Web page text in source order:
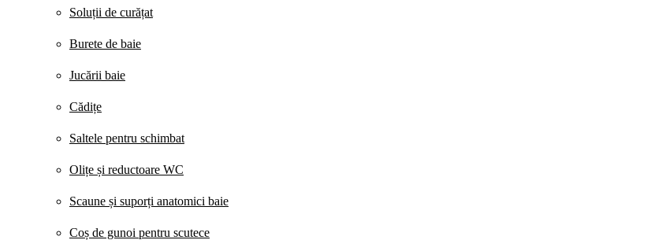
Soluții de curățat
Burete de baie
Jucării baie
Cădițe
Saltele pentru schimbat
Olițe și reductoare WC
Scaune și suporți anatomici baie
Coș de gunoi pentru scutece